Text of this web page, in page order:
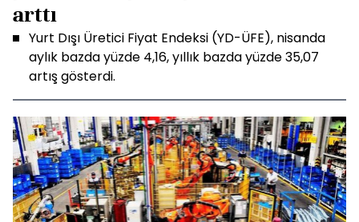
arttı
Yurt Dışı Üretici Fiyat Endeksi (YD-ÜFE), nisanda
aylık bazda yüzde 4,16, yıllık bazda yüzde 35,07
artış gösterdi.